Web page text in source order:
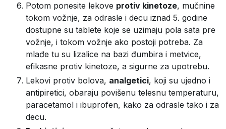
Potom ponesite lekove protiv kinetoze, mučnine
tokom vožnje, za odrasle i decu iznad 5. godine
dostupne su tablete koje se uzimaju pola sata pre
vožnje, i tokom vožnje ako postoji potreba. Za
mlađe tu su lizalice na bazi đumbira i metvice,
efikasne protiv kinetoze, a sigurne za upotrebu.
Lekovi protiv bolova, analgetici, koji su ujedno i
antipiretici, obaraju povišenu telesnu temperaturu,
paracetamol i ibuprofen, kako za odrasle tako i za
decu.